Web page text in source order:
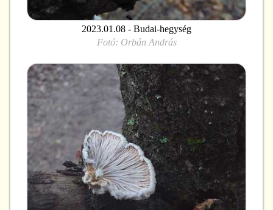
2023.01.08 - Budai-hegység
Fotó: Orbán András